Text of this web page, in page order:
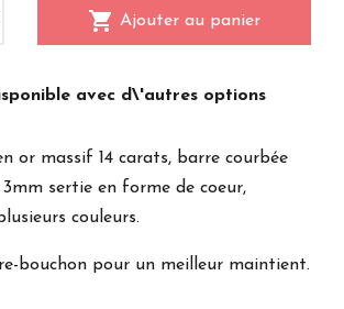
shopping_cart Ajouter au panier
avec d\'autres options
or massif 14 carats, barre courbée
sertie en forme de coeur,
couleurs.
bouchon pour un meilleur maintient.